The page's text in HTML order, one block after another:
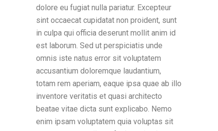
dolore eu fugiat nulla pariatur. Excepteur
sint occaecat cupidatat non proident, sunt
in culpa qui officia deserunt mollit anim id
est laborum. Sed ut perspiciatis unde
omnis iste natus error sit voluptatem
accusantium doloremque laudantium,
totam rem aperiam, eaque ipsa quae ab illo
inventore veritatis et quasi architecto
beatae vitae dicta sunt explicabo. Nemo
enim ipsam voluptatem quia voluptas sit